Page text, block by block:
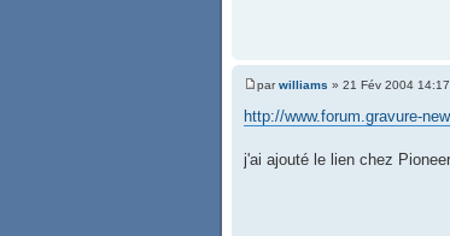
parwilliams » 21 Fév 2004 14:17
http://www.forum.gravure-
j'ai ajouté le lien chez